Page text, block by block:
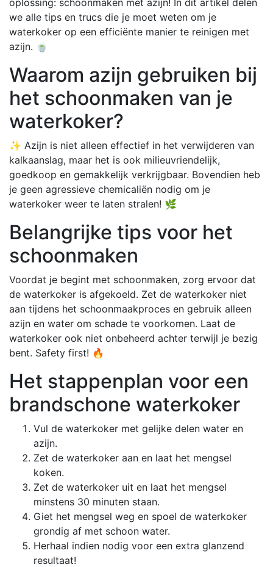
we alle tips en trucs die je moet weten om je
waterkoker op een efficiënte manier te reinigen met
azijn. 🍵
Waarom azijn gebruiken bij
het schoonmaken van je
waterkoker?
✨ Azijn is niet alleen effectief in het verwijderen van
kalkaanslag, maar het is ook milieuvriendelijk,
goedkoop en gemakkelijk verkrijgbaar. Bovendien heb
je geen agressieve chemicaliën nodig om je
waterkoker weer te laten stralen! 🌿
Belangrijke tips voor het
schoonmaken
Voordat je begint met schoonmaken, zorg ervoor dat
de waterkoker is afgekoeld. Zet de waterkoker niet
aan tijdens het schoonmaakproces en gebruik alleen
azijn en water om schade te voorkomen. Laat de
waterkoker ook niet onbeheerd achter terwijl je bezig
bent. Safety first! 🔥
Het stappenplan voor een
brandschone waterkoker
Vul de waterkoker met gelijke delen water en
azijn.
Zet de waterkoker aan en laat het mengsel
koken.
Zet de waterkoker uit en laat het mengsel
minstens 30 minuten staan.
Giet het mengsel weg en spoel de waterkoker
grondig af met schoon water.
Herhaal indien nodig voor een extra glanzend
resultaat!